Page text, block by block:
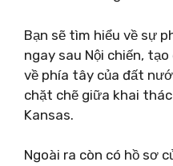
Bạn sẽ tìm hiểu về sự
ngay sau Nội chiến,
về phía tây của đất
chặt chẽ giữa khai
Kansas.
Ngoài ra còn có hồ sơ